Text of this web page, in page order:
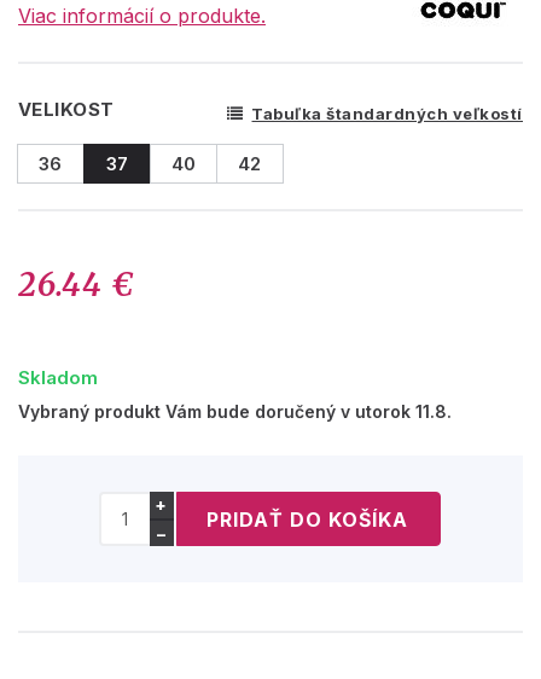
Viac informácií o produkte.
VELIKOST Tabuľka štandardných veľkostí
36 37 40 42
26.44 €
Skladom
Vybraný produkt Vám bude doručený v utorok 11.8.
+
−